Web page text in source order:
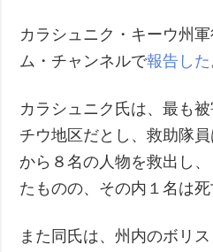
追加
インタビュー
写真
動画
カラシュニク・キーウ州
ム・チャンネルで報告した
カラシュニク氏は、最も
チウ地区だとし、救助隊
から８名の人物を救出し
たものの、その内１名は死
また同氏は、州内のボリ